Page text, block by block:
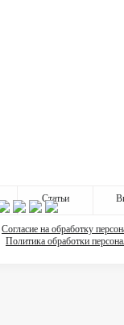
Статьи
Согласие на обработку
Политика обработки